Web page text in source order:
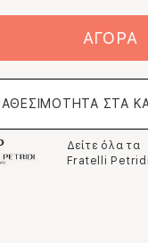
ΑΓΟΡΑ
ΣΤΑ
Δείτε όλα τα
Fratelli Petridi